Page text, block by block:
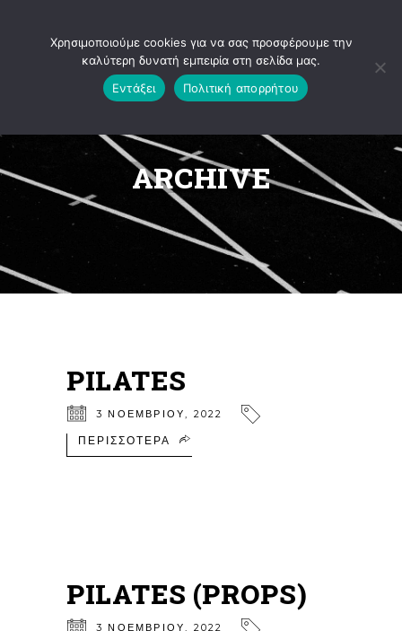
ARCHIVE
PILATES
3 ΝΟΕΜΒΡΊΟΥ, 2022
ΠΕΡΙΣΣΌΤΕΡΑ
PILATES (PROPS)
3 ΝΟΕΜΒΡΊΟΥ, 2022
Χρησιμοποιούμε cookies για να σας προσφέρουμε την
καλύτερη δυνατή εμπειρία στη σελίδα μας.
Εντάξει
Πολιτική απορρήτου